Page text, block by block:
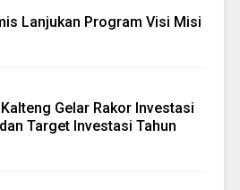
Lanjukan Program Visi Misi
Gelar Rakor Investasi
Target Investasi Tahun